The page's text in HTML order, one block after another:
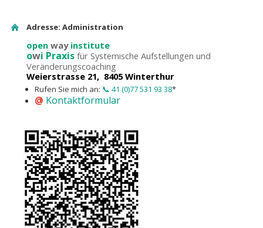
Adresse: Administration
open wayinstitute
owi Praxisfür Systemische Aufstellungen und
Veränderungscoaching
Weierstrasse 21, 8405 Winterthur
Rufen Sie mich an: 📞 41 (0)77 531 93 38*
@ Kontaktformular